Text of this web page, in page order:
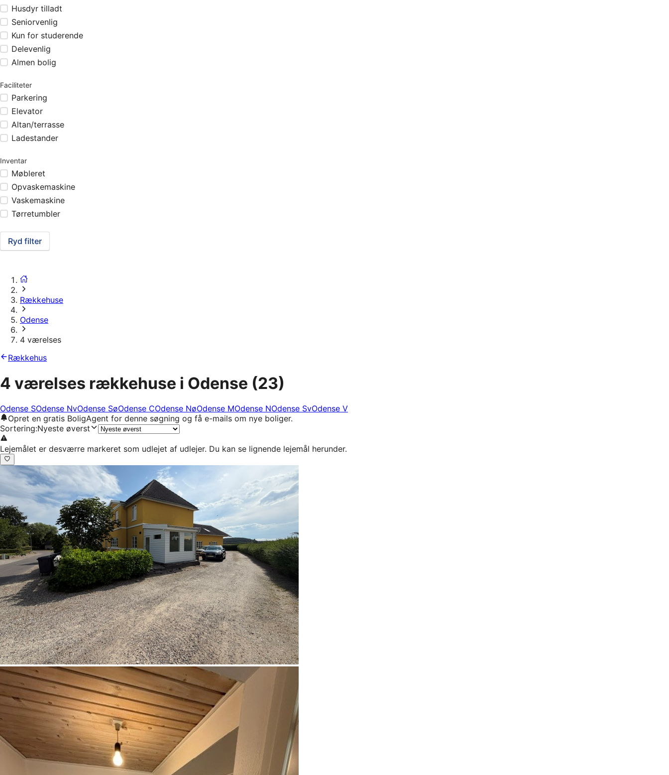
Husdyr tilladt
Seniorvenlig
Kun for studerende
Delevenlig
Almen bolig
Faciliteter
Parkering
Elevator
Altan/terrasse
Ladestander
Inventar
Møbleret
Opvaskemaskine
Vaskemaskine
Tørretumbler
Ryd filter
Rækkehuse
Odense
4 værelses
Rækkehus
4 værelses rækkehuse i Odense (23)
Odense SOdense NvOdense SøOdense COdense NøOdense MOdense NOdense SvOdense V
Opret en gratis BoligAgent for denne søgning og få e-mails om nye boliger.
Sortering:Nyeste øverst
Lejemålet er desværre markeret som udlejet af udlejer. Du kan se lignende lejemål herunder.